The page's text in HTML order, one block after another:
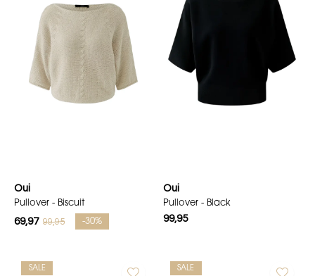
Oui
Pullover - Biscuit
69,97 99,95 -30%
Oui
Pullover - Black
99,95
SALE SALE